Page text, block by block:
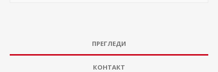
ПРЕГЛЕДИ
КОНТАКТ